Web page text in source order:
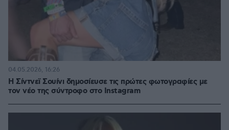
Η Σίντνεϊ Σουίνι δημοσίευσε τις πρώτες φωτογραφίες με
τον νέο της σύντροφο στο Instagram
04.05.2026, 16:26